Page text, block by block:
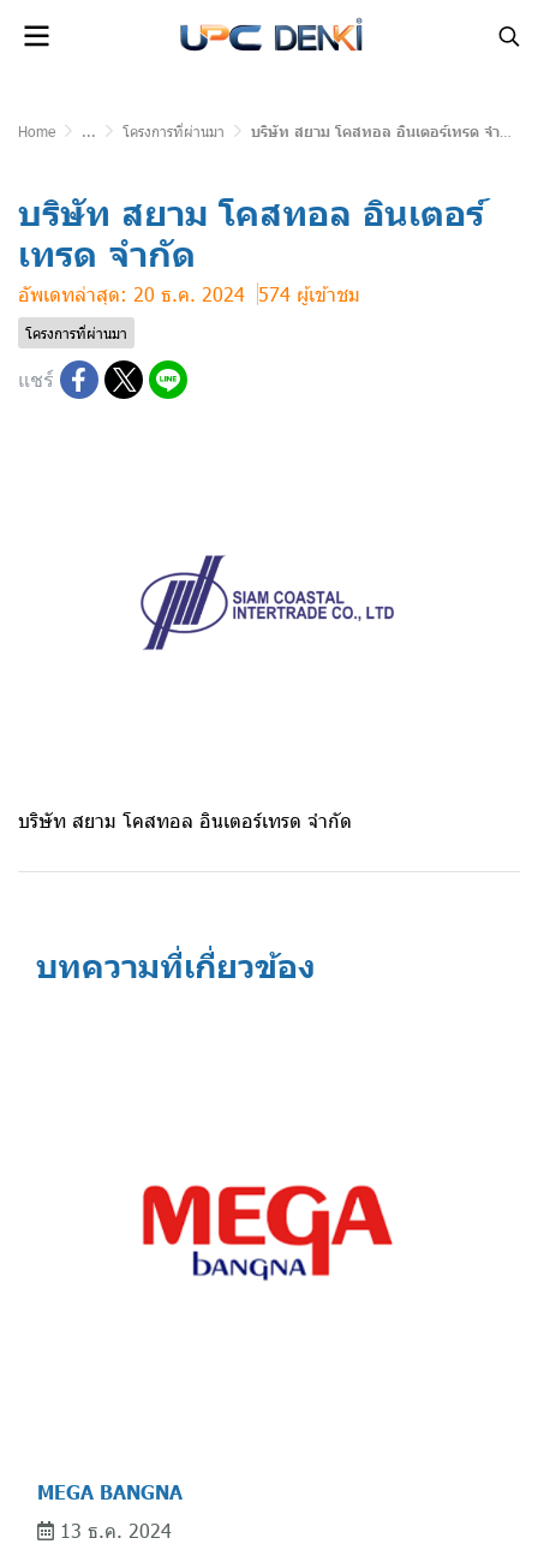
Home ... โครงการที่ผ่านมา บริษัท สยาม โคสทอล อินเตอร์เทรด จำกัด
บริษัท สยาม โคสทอล อินเตอร์
เทรด จำกัด
อัพเดทล่าสุด: 20 ธ.ค. 2024 574 ผู้เข้าชม
โครงการที่ผ่านมา
แชร์
บริษัท สยาม โคสทอล อินเตอร์เทรด จำกัด
บทความที่เกี่ยวข้อง
MEGA BANGNA
13 ธ.ค. 2024